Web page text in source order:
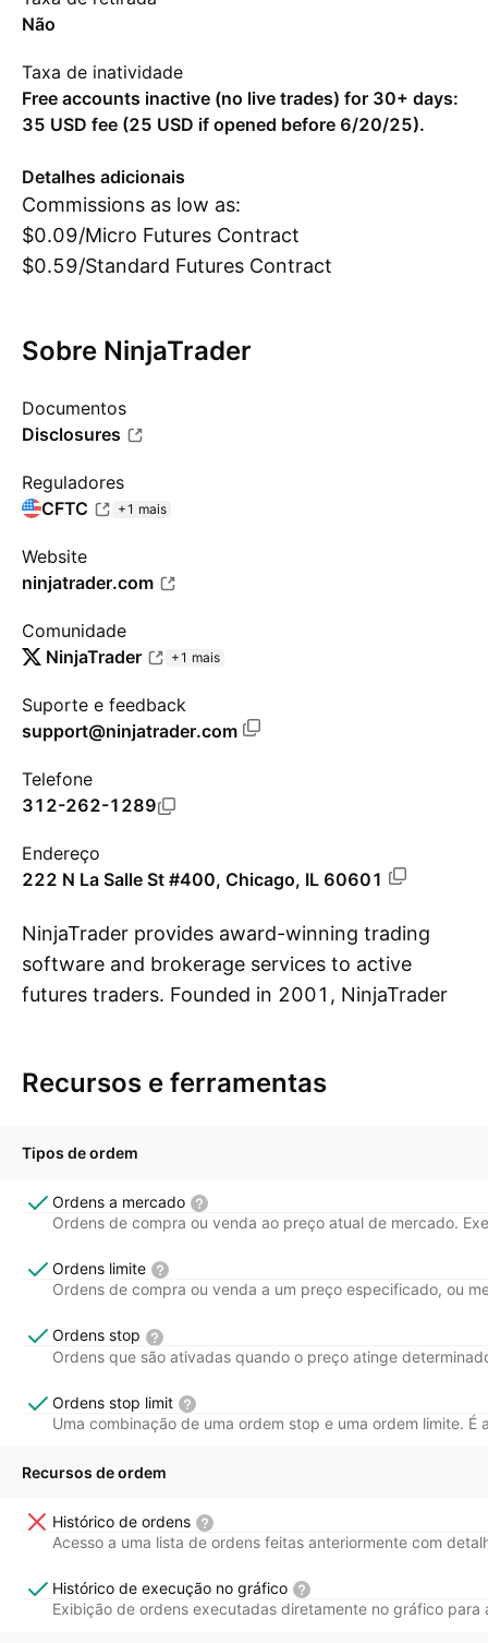
Não
Taxa de inatividade
Free accounts inactive (no live trades) for 30+ days:
35 USD fee (25 USD if opened before 6/20/25).
Detalhes adicionais
Commissions as low as:
$0.09/Micro Futures Contract
$0.59/Standard Futures Contract
Sobre NinjaTrader
Documentos
Disclosures
Reguladores
CFTC
+1 mais
Website
ninjatrader.com
Comunidade
NinjaTrader
+1 mais
Suporte e feedback
support@ninjatrader.com
Telefone
312-262-1289
Endereço
222 N La Salle St #400, Chicago, IL 60601
NinjaTrader provides award-winning trading
software and brokerage services to active
futures traders. Founded in 2001, NinjaTrader
NinjaTrader offers best-in-class technology,
NinjaTrader delivers integrated multi-device
platform and mobile trading app, featuring
advanced charting, technical analysis, and
trade simulation.
Recursos e ferramentas
Tipos de ordem
Ordens a mercado
Ordens de compra ou venda ao preço atual de mercado.
Ordens limite
Ordens de compra ou venda a um preço especificado, ou
Ordens stop
Ordens que são ativadas quando o preço atinge
Ordens stop limit
Uma combinação de uma ordem stop e uma ordem limite.
Recursos de ordem
Histórico de ordens
Acesso a uma lista de ordens feitas anteriormente com
Histórico de execução no gráfico
Exibição de ordens executadas diretamente no gráfico para